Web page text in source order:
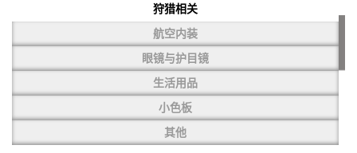
狩猎相关
航空内装
眼镜与护目镜
生活用品
小色板
其他